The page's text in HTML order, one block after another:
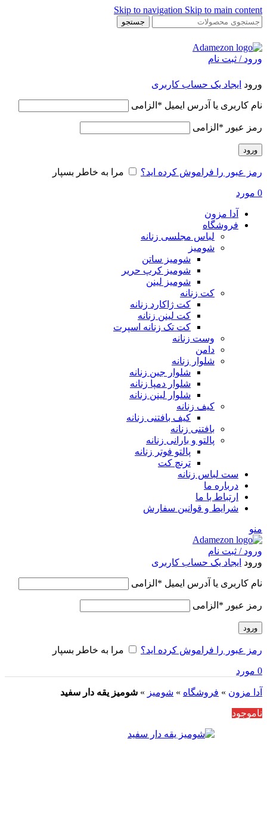
Skip to navigation Skip to main content
جستجو
ورود / ثبت نام
ورود ایجاد یک حساب کاربری
نام کاربری یا آدرس ایمیل * الزامی
رمز عبور * الزامی
ورود
رمز عبور را فراموش کرده اید؟ مرا به خاطر بسپار
0 مورد
آدا مزون
فروشگاه
لباس مجلسی زنانه
شومیز
شومیز ساتن
شومیز کرپ حریر
شومیز لینن
کت زنانه
کت ژاکارد زنانه
کت لینن زنانه
کت تک زنانه اسپرت
وست زنانه
دامن
شلوار زنانه
شلوار جین زنانه
شلوار دمپا زنانه
شلوار لینن زنانه
کیف زنانه
کیف بافتنی زنانه
بافتنی زنانه
پالتو و بارانی زنانه
پالتو فوتر زنانه
ترنچ کت
ست لباس زنانه
درباره ما
ارتباط با ما
شرایط و قوانین سفارش
منو
ورود / ثبت نام
ورود ایجاد یک حساب کاربری
نام کاربری یا آدرس ایمیل * الزامی
رمز عبور * الزامی
ورود
رمز عبور را فراموش کرده اید؟ مرا به خاطر بسپار
0 مورد
آدا مزون » فروشگاه » شومیز » شومیز یقه دار سفید
ناموجود